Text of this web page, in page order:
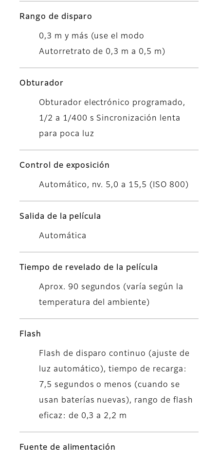
Rango de disparo
0,3 m y más (use el modo
Autorretrato de 0,3 m a 0,5 m)
Obturador
Obturador electrónico programado,
1/2 a 1/400 s Sincronización lenta
para poca luz
Control de exposición
Automático, nv. 5,0 a 15,5 (ISO 800)
Salida de la película
Automática
Tiempo de revelado de la película
Aprox. 90 segundos (varía según la
temperatura del ambiente)
Flash
Flash de disparo continuo (ajuste de
luz automático), tiempo de recarga:
7,5 segundos o menos (cuando se
usan baterías nuevas), rango de flash
eficaz: de 0,3 a 2,2 m
Fuente de alimentación